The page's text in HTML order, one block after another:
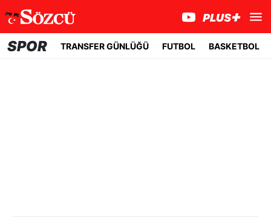
SPOR TRANSFER GÜNLÜĞÜ FUTBOL BASKETBOL